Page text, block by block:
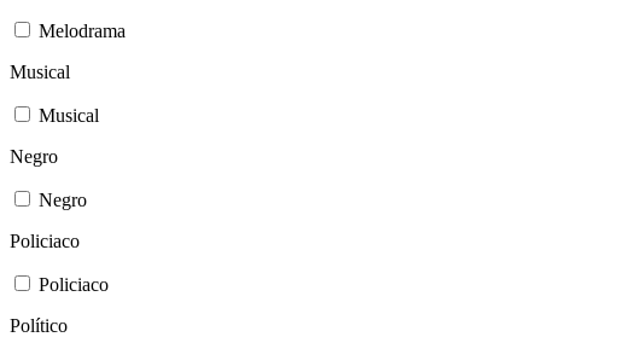
Melodrama
Musical
Musical
Negro
Negro
Policiaco
Policiaco
Político